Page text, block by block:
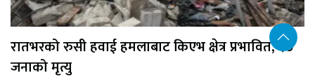
रातभरको रुसी हवाई हमलाबाट किएभ क्षेत्र प्रभावित, १७
जनाको मृत्यु